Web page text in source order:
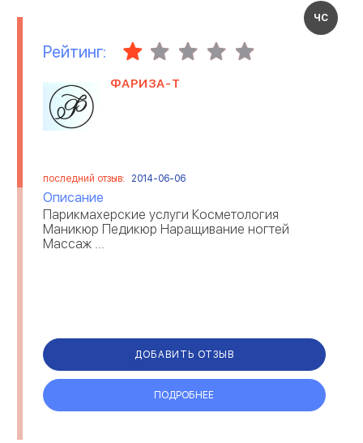
ЧС
Рейтинг:
ФАРИЗА-Т
последний отзыв: 2014-06-06
Описание
Парикмахерские услуги Косметология
Маникюр Педикюр Наращивание ногтей
Массаж ...
ДОБАВИТЬ ОТЗЫВ
ПОДРОБНЕЕ